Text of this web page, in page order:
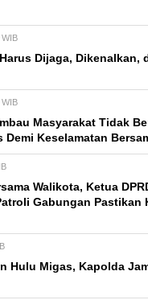
WIB
Dijaga, Dikenalkan,
WIB
Masyarakat Tidak
Keselamatan
Walikota, Ketua
Gabungan Pastikan
Hulu Migas, Kapolda